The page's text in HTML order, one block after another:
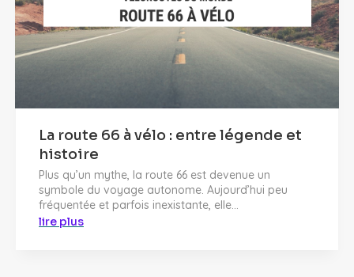
La route 66 à vélo : entre légende et
histoire
Plus qu’un mythe, la route 66 est devenue un
symbole du voyage autonome. Aujourd’hui peu
fréquentée et parfois inexistante, elle...
lire plus